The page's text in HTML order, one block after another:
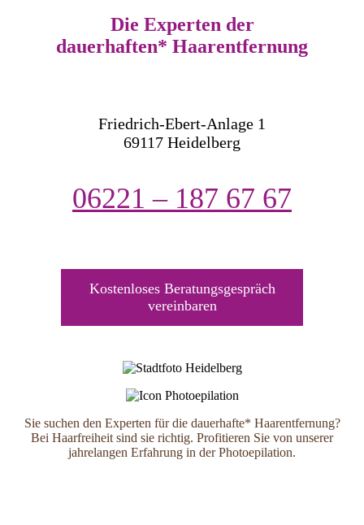
Die Experten der
dauerhaften* Haarentfernung
Friedrich-Ebert-Anlage 1
69117 Heidelberg
06221 – 187 67 67
Kostenloses Beratungsgespräch
vereinbaren
Sie suchen den Experten für die dauerhafte* Haarentfernung?
Bei Haarfreiheit sind sie richtig. Profitieren Sie von unserer
jahrelangen Erfahrung in der Photoepilation.